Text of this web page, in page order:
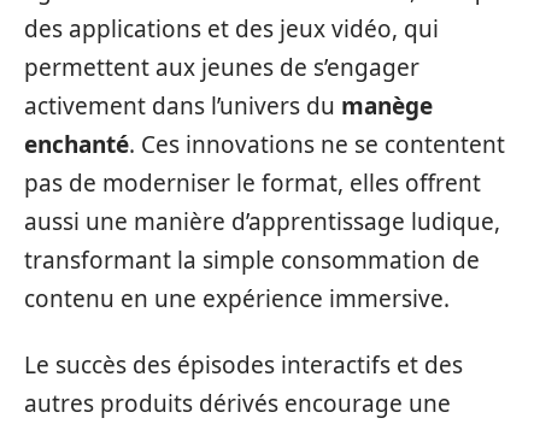
des applications et des jeux vidéo, qui
permettent aux jeunes de s’engager
activement dans l’univers du manège
enchanté. Ces innovations ne se contentent
pas de moderniser le format, elles offrent
aussi une manière d’apprentissage ludique,
transformant la simple consommation de
contenu en une expérience immersive.
Le succès des épisodes interactifs et des
autres produits dérivés encourage une